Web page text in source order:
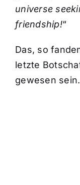
universe
friendship!“
Das, so
letzte
gewesen sein.